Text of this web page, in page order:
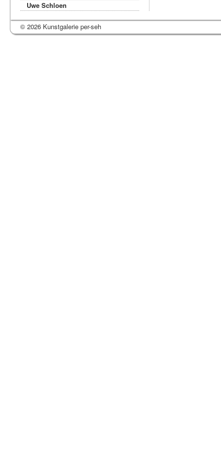
Uwe Schloen
© 2026 Kunstgalerie per-seh